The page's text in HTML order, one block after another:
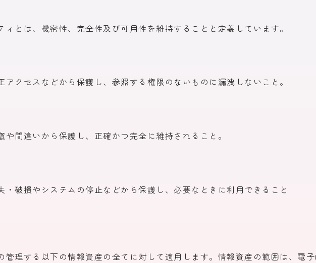
とは、 機密性、 完全性及び可用性を維持する ことと 定義しています。
アクセスなどから 保護し、 参照する 権限の ない ものに漏洩しない こと。
や間違いから 保護し、 正確かつ完全に維持される こと。
・破損や システムの停止などから保護し、必要な ときに利用できる こと
管理する 以下の情報資産の全てに対して適用します。 情報資産の範囲は、 電